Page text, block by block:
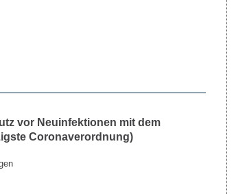
vor Neuinfektionen mit dem
Coronaverordnung)